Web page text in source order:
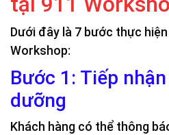
Dưới đây là 7 bước thực
Workshop:
Bước 1: Tiếp
dưỡng
Khách hàng có thể thông